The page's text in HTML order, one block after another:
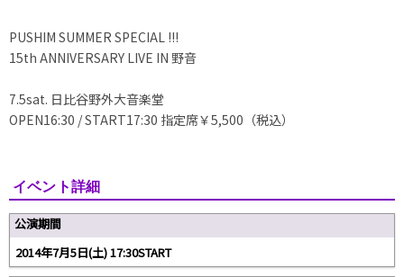
PUSHIM SUMMER SPECIAL !!!
15th ANNIVERSARY LIVE IN 野音
7.5sat. 日比谷野外大音楽堂
OPEN16:30 / START17:30 指定席￥5,500（税込）
イベント詳細
公演期間
2014年7月5日(土) 17:30START